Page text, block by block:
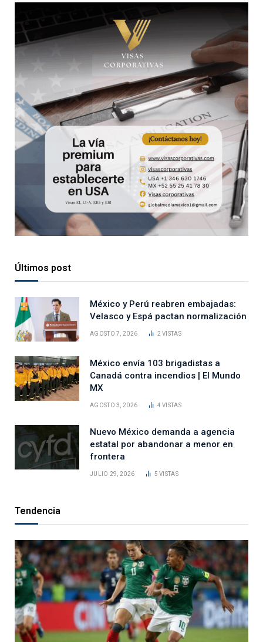
Últimos post
México y Perú reabren embajadas:
Velasco y Espá pactan normalización
AGOSTO 7, 2026 2VISTAS
México envía 103 brigadistas a
Canadá contra incendios | El Mundo
MX
AGOSTO 3, 2026 4VISTAS
Nuevo México demanda a agencia
estatal por abandonar a menor en
frontera
JULIO 29, 2026 5VISTAS
Tendencia